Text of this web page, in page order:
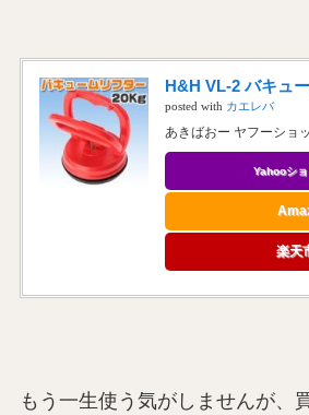
H&H VL-2 バキュ
posted with カエレバ
あきばおー ヤフーショ
Yahooシ
楽天
もう一生使う気がしませんが、